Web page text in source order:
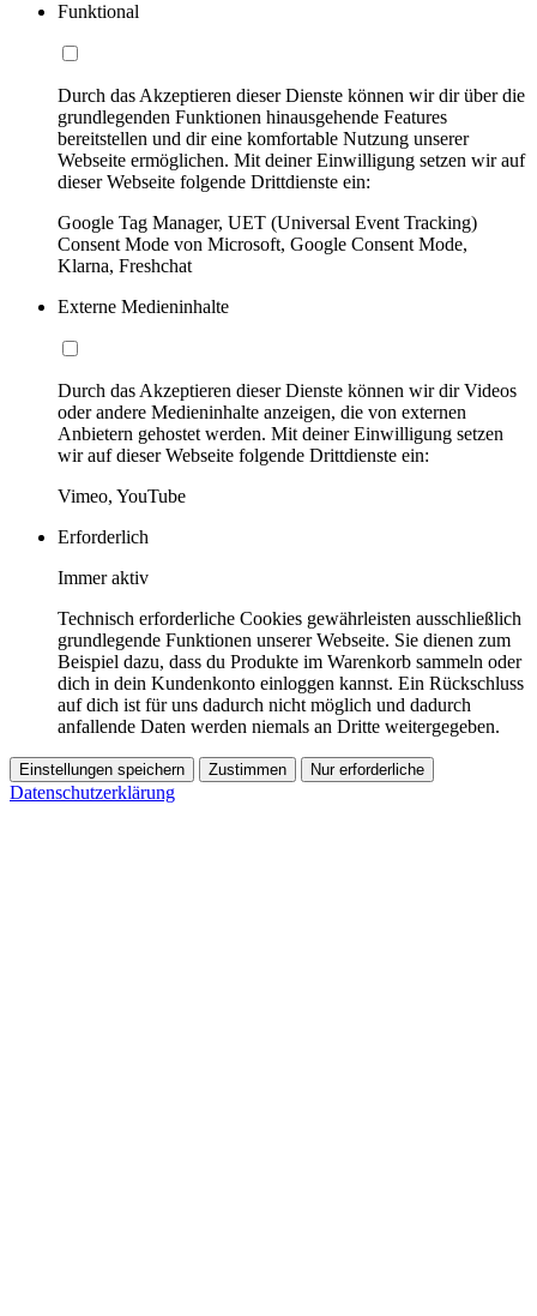
Funktional
Durch das Akzeptieren dieser Dienste können wir dir über die
grundlegenden Funktionen hinausgehende Features
bereitstellen und dir eine komfortable Nutzung unserer
Webseite ermöglichen. Mit deiner Einwilligung setzen wir auf
dieser Webseite folgende Drittdienste ein:
Google Tag Manager, UET (Universal Event Tracking)
Consent Mode von Microsoft, Google Consent Mode,
Klarna, Freshchat
Externe Medieninhalte
Durch das Akzeptieren dieser Dienste können wir dir Videos
oder andere Medieninhalte anzeigen, die von externen
Anbietern gehostet werden. Mit deiner Einwilligung setzen
wir auf dieser Webseite folgende Drittdienste ein:
Vimeo, YouTube
Erforderlich
Immer aktiv
Technisch erforderliche Cookies gewährleisten ausschließlich
grundlegende Funktionen unserer Webseite. Sie dienen zum
Beispiel dazu, dass du Produkte im Warenkorb sammeln oder
dich in dein Kundenkonto einloggen kannst. Ein Rückschluss
auf dich ist für uns dadurch nicht möglich und dadurch
anfallende Daten werden niemals an Dritte weitergegeben.
Einstellungen speichern Zustimmen Nur erforderliche
Datenschutzerklärung